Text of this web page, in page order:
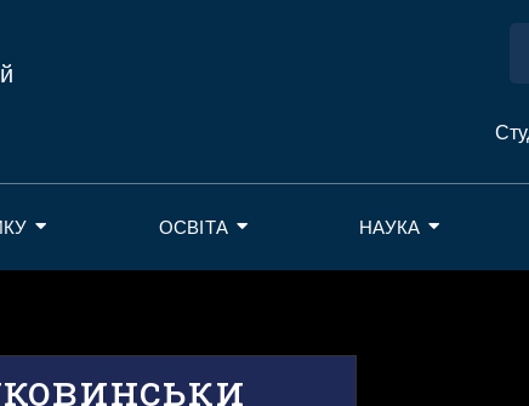
ОСВІТА НАУКА